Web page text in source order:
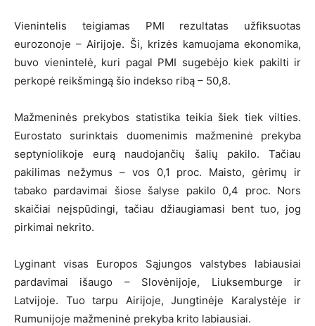
Vienintelis teigiamas PMI rezultatas užfiksuotas
eurozonoje – Airijoje. Ši, krizės kamuojama ekonomika,
buvo vienintelė, kuri pagal PMI sugebėjo kiek pakilti ir
perkopė reikšmingą šio indekso ribą – 50,8.
Mažmeninės prekybos statistika teikia šiek tiek vilties.
Eurostato surinktais duomenimis mažmeninė prekyba
septyniolikoje eurą naudojančių šalių pakilo. Tačiau
pakilimas nežymus – vos 0,1 proc. Maisto, gėrimų ir
tabako pardavimai šiose šalyse pakilo 0,4 proc. Nors
skaičiai neįspūdingi, tačiau džiaugiamasi bent tuo, jog
pirkimai nekrito.
Lyginant visas Europos Sąjungos valstybes labiausiai
pardavimai išaugo – Slovėnijoje, Liuksemburge ir
Latvijoje. Tuo tarpu Airijoje, Jungtinėje Karalystėje ir
Rumunijoje mažmeninė prekyba krito labiausiai.